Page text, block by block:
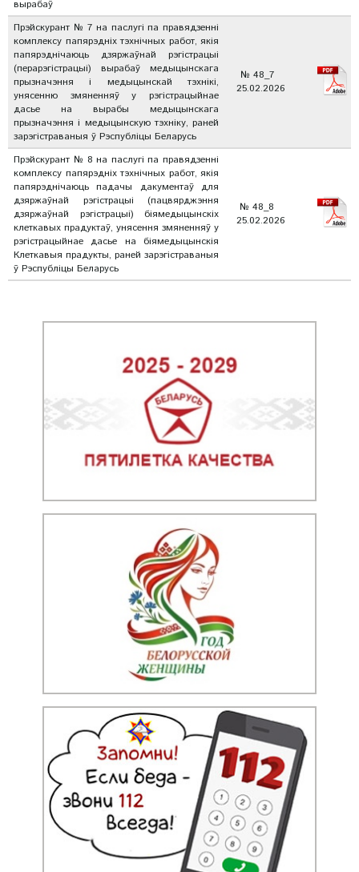
вырабаў
Прэйскурант № 7 на паслугі па правядзенні
комплексу папярэдніх тэхнічных работ, якія
папярэднічаюць дзяржаўнай рэгістрацыі
(перарэгістрацыі) вырабаў медыцынскага
прызначэння і медыцынскай тэхнікі,
унясенню змяненняў у рэгістрацыйнае
дасье на вырабы медыцынскага
прызначэння і медыцынскую тэхніку, раней
зарэгістраваныя ў Рэспубліцы Беларусь
№ 48_7
25.02.2026
Прэйскурант № 8 на паслугі па правядзенні
комплексу папярэдніх тэхнічных работ, якія
папярэднічаюць падачы дакументаў для
дзяржаўнай рэгістрацыі (пацвярджэння
дзяржаўнай рэгістрацыі) біямедыцынскіх
клеткавых прадуктаў, унясення змяненняў у
рэгістрацыйнае дасье на біямедыцынскія
Клеткавыя прадукты, раней зарэгістраваныя
ў Рэспубліцы Беларусь
№ 48_8
25.02.2026